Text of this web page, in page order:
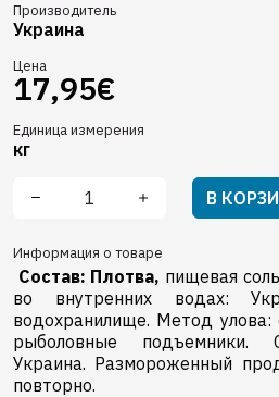
Производитель
Украина
Цена
17,95€
Единица измерения
кг
В
Информация о товаре
Состав: Плотва, пищевая
во внутренних водах:
водохранилище. Метод
рыболовные подъемники.
Украина. Размороженный
повторно.